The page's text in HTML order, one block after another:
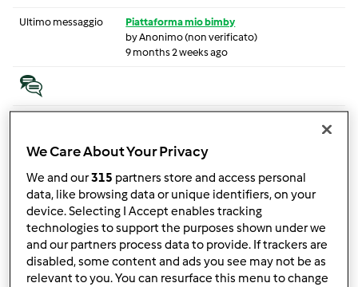
Ultimo messaggio
Piattaforma mio bimby
byAnonimo (non verificato)
9 months 2 weeks ago
Consigli per utilizzare al meglio il vostro Bimby® TM5
Argomenti 151
Messaggi 1235
Ultimo messaggio
boccale bruciato
byAnonimo (non verificato)
9 months 2 weeks ago
We Care About Your Privacy
We and our315 partners store and access personal
data, like browsing data or unique identifiers, on your
device. Selecting I Accept enables tracking
technologies to support the purposes shown under we
and our partners process data to provide. If trackers are
disabled, some content and ads you see may not be as
relevant to you. You can resurface this menu to change